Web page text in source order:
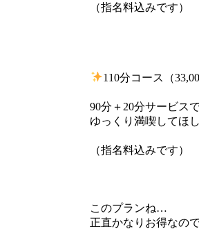
（指名料込みです）
110分コース（
90分＋20分サービス
ゆっくり満喫してほ
（指名料込みです）
このプランね…
正直かなりお得なの